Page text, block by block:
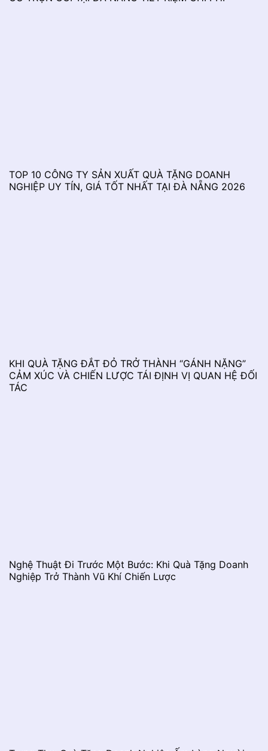
TOP 10 CÔNG TY SẢN XUẤT QUÀ TẶNG DOANH
NGHIỆP UY TÍN, GIÁ TỐT NHẤT TẠI ĐÀ NẴNG 2026
KHI QUÀ TẶNG ĐẮT ĐỎ TRỞ THÀNH “GÁNH NẶNG”
CẢM XÚC VÀ CHIẾN LƯỢC TÁI ĐỊNH VỊ QUAN HỆ ĐỐI
TÁC
Nghệ Thuật Đi Trước Một Bước: Khi Quà Tặng Doanh
Nghiệp Trở Thành Vũ Khí Chiến Lược